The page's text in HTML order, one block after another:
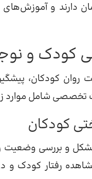
و آموزش‌های
کودک و
روان کودکان،
تخصصی شامل موارد
کودکان
و بررسی وضعیت
رفتار کودک